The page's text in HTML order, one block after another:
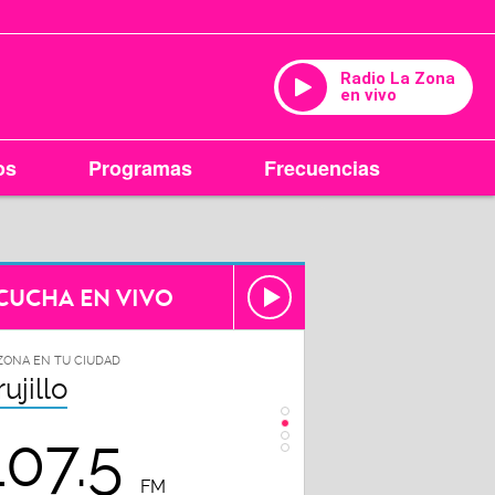
Radio La Zona
en vivo
Programas Frecuencias
EN VIVO
EN TU CIUDAD
FM 102.3